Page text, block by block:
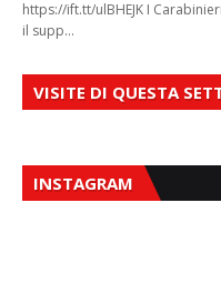
https://ift.tt/ulBHEJK I
il supp…
VISITE DI QUESTA
INSTAGRAM